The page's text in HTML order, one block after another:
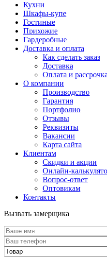
Кухни
Шкафы-купе
Гостиные
Прихожие
Гардеробные
Доставка и оплата
Как сделать заказ
Доставка
Оплата и рассрочка
О компании
Производство
Гарантия
Портфолио
Отзывы
Реквизиты
Вакансии
Карта сайта
Клиентам
Скидки и акции
Онлайн-
Вопрос-ответ
Оптовикам
Контакты
Вызвать замерщика